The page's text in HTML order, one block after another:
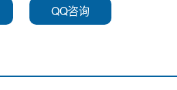
QQ咨询